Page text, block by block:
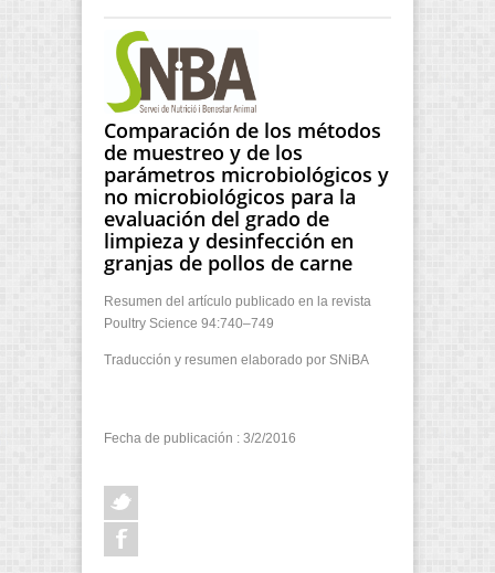
Comparación de los métodos
de muestreo y de los
parámetros microbiológicos y
no microbiológicos para la
evaluación del grado de
limpieza y desinfección en
granjas de pollos de carne
Resumen del artículo publicado en la revista
Poultry Science 94:740–749
Traducción y resumen elaborado por SNiBA
Fecha de publicación : 3/2/2016